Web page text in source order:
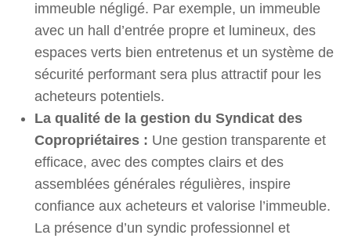
immeuble négligé. Par exemple, un immeuble
avec un hall d’entrée propre et lumineux, des
espaces verts bien entretenus et un système de
sécurité performant sera plus attractif pour les
acheteurs potentiels.
La qualité de la gestion du Syndicat des
Copropriétaires : Une gestion transparente et
efficace, avec des comptes clairs et des
assemblées générales régulières, inspire
confiance aux acheteurs et valorise l’immeuble.
La présence d’un syndic professionnel et